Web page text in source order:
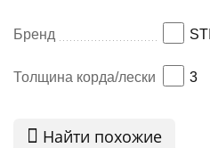
Бренд
Толщина корда/лески 3
Найти похожие